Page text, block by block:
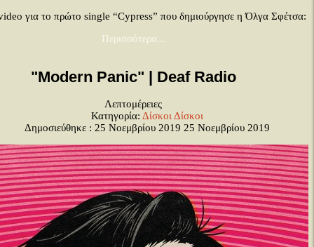
για το πρώτο single “Cypress” που δημιούργησε η Όλγα Σφέτσα:
Περισσότερα...
"Modern Panic" | Deaf Radio
Λεπτομέρειες
Κατηγορία: ΔίσκοιΔίσκοι
Δημοσιεύθηκε : 25 Νοεμβρίου 2019 25 Νοεμβρίου 2019